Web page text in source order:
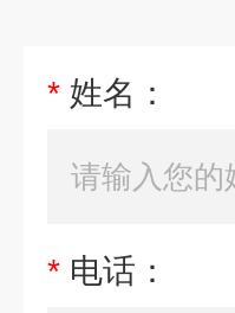
* 姓名：
* 电话：